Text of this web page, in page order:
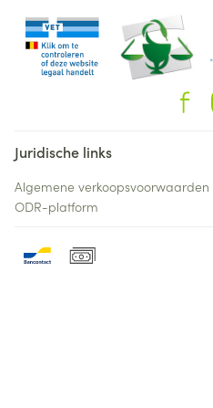
Juridische links
Algemene verkoopsvoorwaarden
ODR-platform